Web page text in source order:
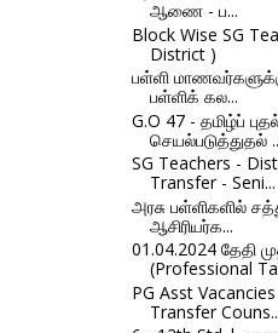
ஆணை - ப...
Block Wise SG
District )
பள்ளி
பள்ளிக் கல...
G.O 47 - தமிழ்ப்
செயல்படுத்துதல்
SG Teachers -
Transfer - Seni...
அரசு பள்ளிகளில்
ஆசிரியர்க...
01.04.2024 தேதி
(Professional
PG Asst
Transfer